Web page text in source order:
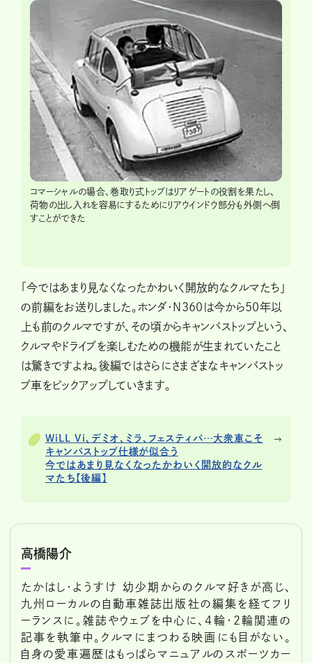
コマーシャルの場合、巻取り式トップはリアゲートの役割を果たし、
荷物の出し入れを容易にするためにリアウインドウ部分も外側へ倒
すことができた
「今ではあまり見なくなったかわいく開放的なクルマたち」
の前編をお送りしました。ホンダ・N360は今から50年以
上も前のクルマですが、その頃からキャンバストップという、
クルマやドライブを楽しむための機能が生まれていたこと
は驚きですよね。後編ではさらにさまざまなキャンバストッ
プ車をピックアップしていきます。
WiLL Vi、デミオ、ミラ、フェスティバ…大衆車こそ
キャンバストップ仕様が似合う
今ではあまり見なくなったかわいく開放的なクル
マたち【後編】
高橋陽介
たかはし・ようすけ 幼少期からのクルマ好きが高じ、
九州ローカルの自動車雑誌出版社の編集を経てフリ
ーランスに。雑誌やウェブを中心に、4輪・2輪関連の
記事を執筆中。クルマにまつわる映画にも目がない。
自身の愛車遍歴はもっぱらマニュアルのスポーツカー